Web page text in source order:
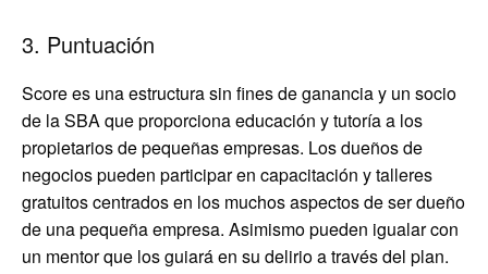
3. Puntuación
Score es una estructura sin fines de ganancia y un socio
de la SBA que proporciona educación y tutoría a los
propietarios de pequeñas empresas. Los dueños de
negocios pueden participar en capacitación y talleres
gratuitos centrados en los muchos aspectos de ser dueño
de una pequeña empresa. Asimismo pueden igualar con
un mentor que los guiará en su delirio a través del plan.